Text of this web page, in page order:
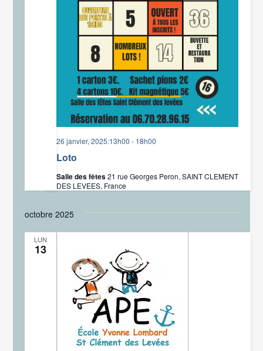
Loto
26 janvier, 2025:13h00 - 18h00
Salle des fêtes21 rue Georges Peron, SAINT CLEMENT
DES LEVEES, France
octobre 2025
LUN
13